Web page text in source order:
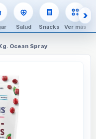
Salud Snacks Ver más
CATEGORÍAS
Original 1.36 Kg. Ocean Spray